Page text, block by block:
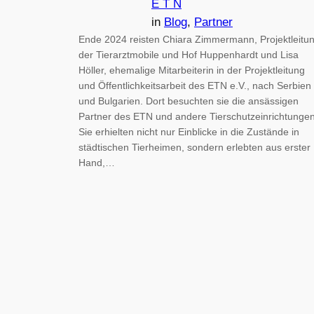
E T N
in Blog, Partner
Ende 2024 reisten Chiara Zimmermann,
der Tierarztmobile und Hof Huppenhardt und Lisa
Höller, ehemalige Mitarbeiterin in der Projektleitung
und Öffentlichkeitsarbeit des ETN e.V., nach Serbien
und Bulgarien. Dort besuchten sie die ansässigen
Partner des ETN und andere
Sie erhielten nicht nur Einblicke in die Zustände in
städtischen Tierheimen, sondern erlebten aus erster
Hand,…